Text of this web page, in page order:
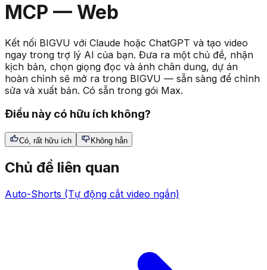
MCP — Web
Kết nối BIGVU với Claude hoặc ChatGPT và tạo video
ngay trong trợ lý AI của bạn. Đưa ra một chủ đề, nhận
kịch bản, chọn giọng đọc và ảnh chân dung, dự án
hoàn chỉnh sẽ mở ra trong BIGVU — sẵn sàng để chỉnh
sửa và xuất bản. Có sẵn trong gói Max.
Điều này có hữu ích không?
Có, rất hữu ích Không hẳn
Chủ đề liên quan
Auto-Shorts (Tự động cắt video ngắn)